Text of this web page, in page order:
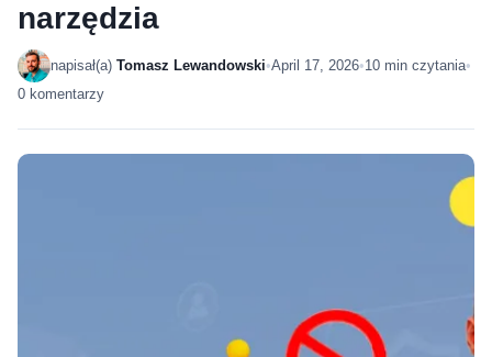
narzędzia
napisał(a) Tomasz Lewandowski•April 17, 2026•10 min czytania•
0 komentarzy